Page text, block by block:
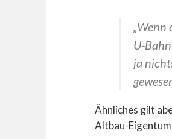
U-
ja
Ähnliches gilt
Altbau-